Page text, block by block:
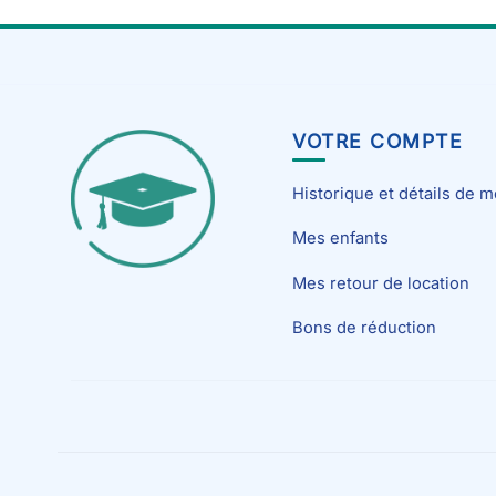
VOTRE COMPTE
Historique et détails de
Mes enfants
Mes retour de location
Bons de réduction